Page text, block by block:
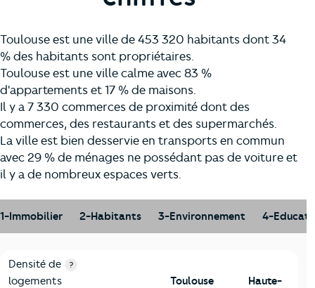
Toulouse est une ville de 453 320 habitants dont 34
% des habitants sont propriétaires.
Toulouse est une ville calme avec 83 %
d'appartements et 17 % de maisons.
Il y a 7 330 commerces de proximité dont des
commerces, des restaurants et des supermarchés.
La ville est bien desservie en transports en commun
avec 29 % de ménages ne possédant pas de voiture et
il y a de nombreux espaces verts.
1-Immobilier 2-Habitants 3-Environnement 4-
1-Immobilier
Critères Toulouse
Densité de
logements
?
Toulouse
Haute-